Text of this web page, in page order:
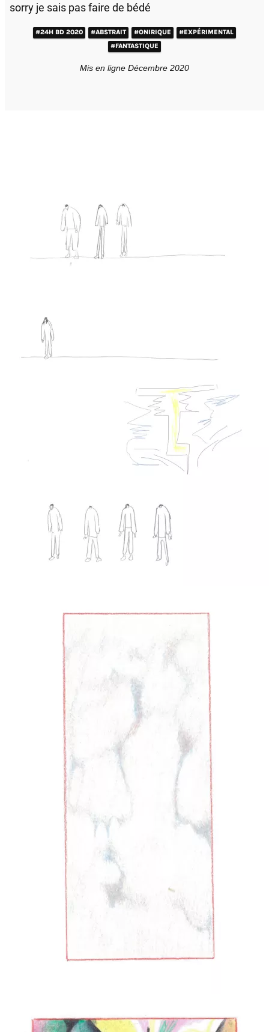
sorry je sais pas faire de bédé
#24H BD 2020 #ABSTRAIT #ONIRIQUE
#EXPÉRIMENTAL
#FANTASTIQUE
Mis en ligne Décembre 2020